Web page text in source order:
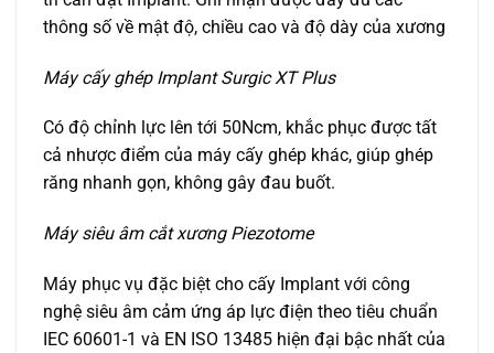
thông số về mật độ, chiều cao và độ dày của xương
Máy cấy ghép Implant Surgic XT Plus
Có độ chỉnh lực lên tới 50Ncm, khắc phục được tất
cả nhược điểm của máy cấy ghép khác, giúp ghép
răng nhanh gọn, không gây đau buốt.
Máy siêu âm cắt xương Piezotome
Máy phục vụ đặc biệt cho cấy Implant với công
nghệ siêu âm cảm ứng áp lực điện theo tiêu chuẩn
IEC 60601-1 và EN ISO 13485 hiện đại bậc nhất của